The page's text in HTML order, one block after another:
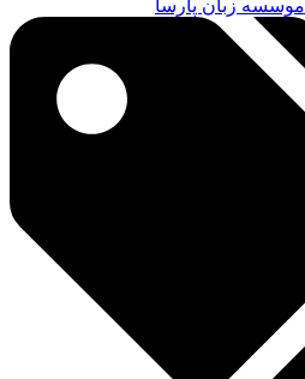
موسسه زبان پارسا